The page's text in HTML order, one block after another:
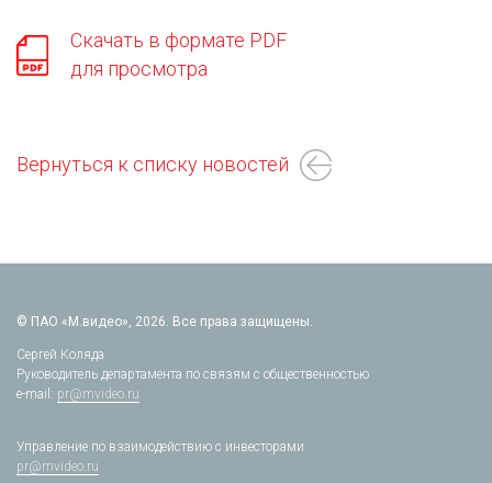
Скачать в формате PDF
для просмотра
Вернуться к списку новостей
© ПАО «М.видео», 2026. Все права защищены.
Сергей Коляда
Руководитель департамента по связям с общественностью
e-mail: pr@mvideo.ru
Управление по взаимодействию с инвесторами
pr@mvideo.ru